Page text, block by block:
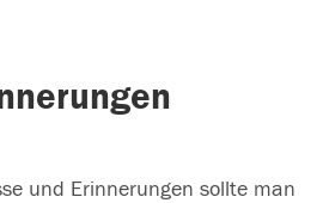
und Erinnerungen sollte man